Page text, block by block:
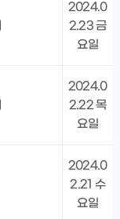
2024.0
2.23 금
요일
2024.0
2.22 목
요일
2024.0
2.21 수
요일